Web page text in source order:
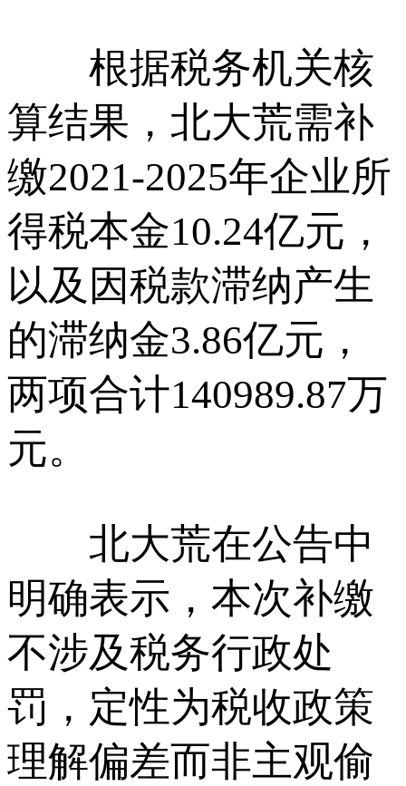
根据税务机关核
算结果，北大荒需补
缴2021-2025年企业所
得税本金10.24亿元，
以及因税款滞纳产生
的滞纳金3.86亿元，
两项合计140989.87万
元。
北大荒在公告中
明确表示，本次补缴
不涉及税务行政处
罚，定性为税收政策
理解偏差而非主观偷